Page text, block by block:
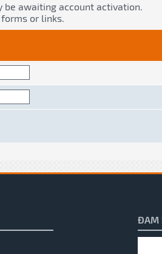
be awaiting account activation.
or links.
ĐAM